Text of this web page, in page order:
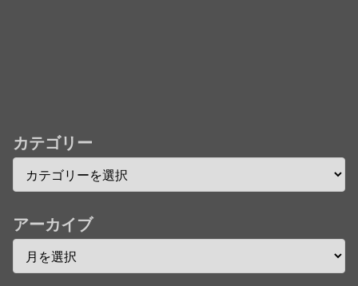
【しばらく固定記事です】
★【ワートリ】風間隊3人≒忍田単騎くらいのイメー
Powered by livedoor 相互RSS
カテゴリー
アーカイブ